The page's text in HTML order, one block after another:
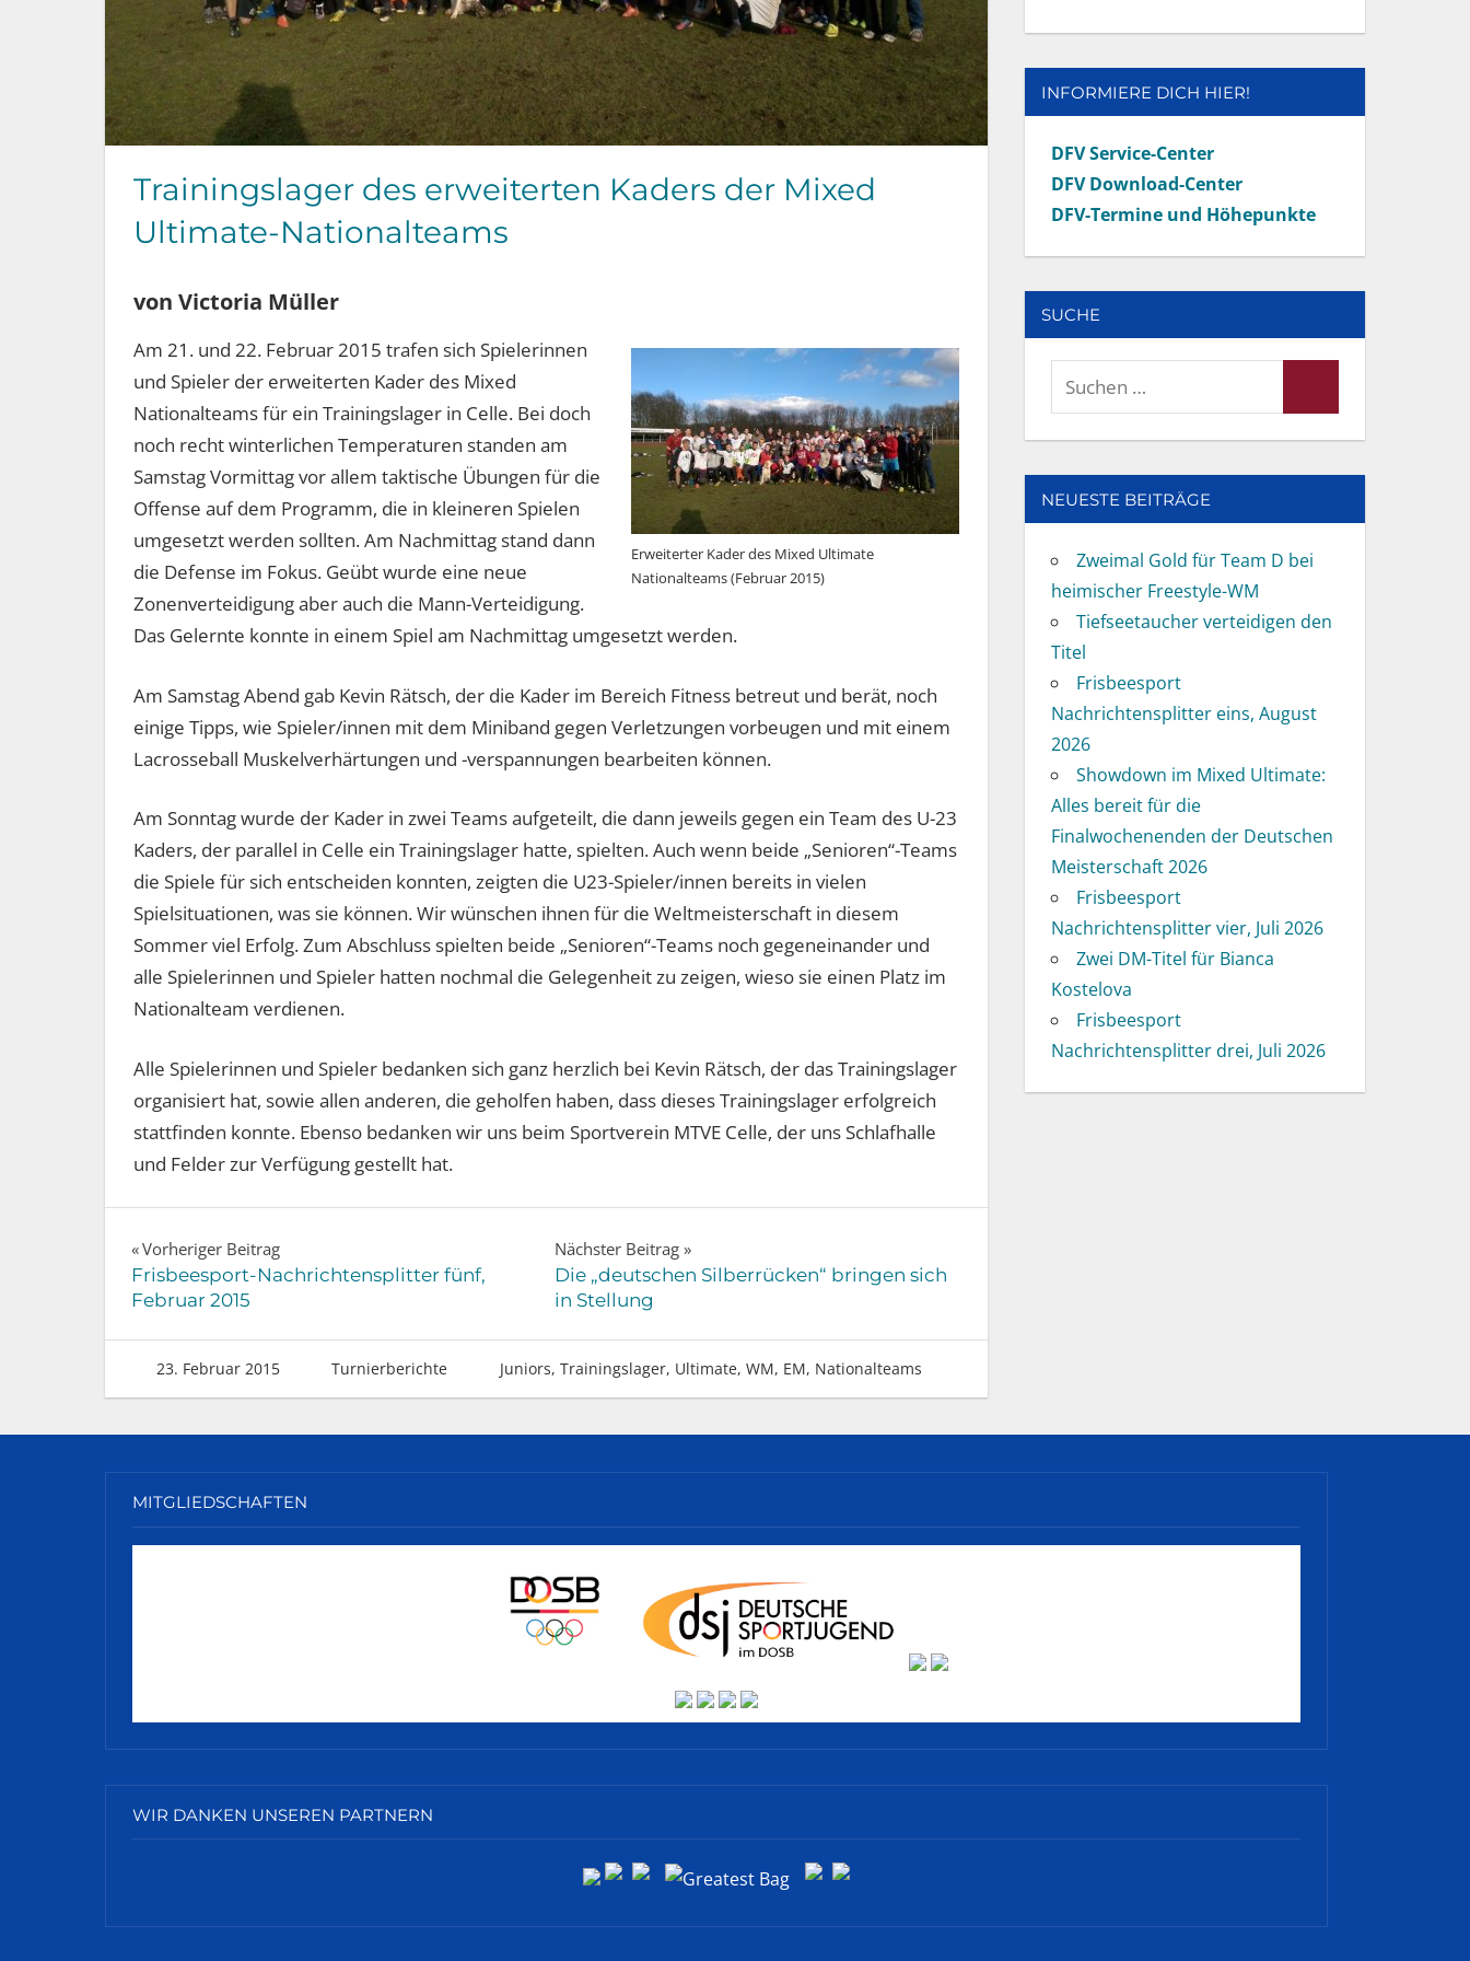
Trainingslager des erweiterten Kaders der Mixed
Ultimate-Nationalteams
von Victoria Müller
Erweiterter Kader des Mixed Ultimate
Nationalteams (Februar 2015)
Am 21. und 22. Februar 2015 trafen sich Spielerinnen
und Spieler der erweiterten Kader des Mixed
Nationalteams für ein Trainingslager in Celle. Bei doch
noch recht winterlichen Temperaturen standen am
Samstag Vormittag vor allem taktische Übungen für die
Offense auf dem Programm, die in kleineren Spielen
umgesetzt werden sollten. Am Nachmittag stand dann
die Defense im Fokus. Geübt wurde eine neue
Zonenverteidigung aber auch die Mann-Verteidigung.
Das Gelernte konnte in einem Spiel am Nachmittag umgesetzt werden.
Am Samstag Abend gab Kevin Rätsch, der die Kader im Bereich Fitness betreut und berät, noch
einige Tipps, wie Spieler/innen mit dem Miniband gegen Verletzungen vorbeugen und mit einem
Lacrosseball Muskelverhärtungen und -verspannungen bearbeiten können.
Am Sonntag wurde der Kader in zwei Teams aufgeteilt, die dann jeweils gegen ein Team des U-23
Kaders, der parallel in Celle ein Trainingslager hatte, spielten. Auch wenn beide „Senioren“-Teams
die Spiele für sich entscheiden konnten, zeigten die U23-Spieler/innen bereits in vielen
Spielsituationen, was sie können. Wir wünschen ihnen für die Weltmeisterschaft in diesem
Sommer viel Erfolg. Zum Abschluss spielten beide „Senioren“-Teams noch gegeneinander und
alle Spielerinnen und Spieler hatten nochmal die Gelegenheit zu zeigen, wieso sie einen Platz im
Nationalteam verdienen.
Alle Spielerinnen und Spieler bedanken sich ganz herzlich bei Kevin Rätsch, der das Trainingslager
organisiert hat, sowie allen anderen, die geholfen haben, dass dieses Trainingslager erfolgreich
stattfinden konnte. Ebenso bedanken wir uns beim Sportverein MTVE Celle, der uns Schlafhalle
und Felder zur Verfügung gestellt hat.
Beitragsnavigation
Vorheriger Beitrag
Frisbeesport-Nachrichtensplitter fünf,
Februar 2015
Nächster Beitrag
Die „deutschen Silberrücken“ bringen sich
in Stellung
23. Februar 2015 Turnierberichte Juniors, Trainingslager, Ultimate, WM, EM, Nationalteams
INFORMIERE DICH HIER!
DFV Service-Center
DFV Download-Center
DFV-Termine und Höhepunkte
SUCHE
Suchen
NEUESTE BEITRÄGE
Zweimal Gold für Team D bei
heimischer Freestyle-WM
Tiefseetaucher verteidigen den
Titel
Frisbeesport
Nachrichtensplitter eins, August
2026
Showdown im Mixed Ultimate:
Alles bereit für die
Finalwochenenden der Deutschen
Meisterschaft 2026
Frisbeesport
Nachrichtensplitter vier, Juli 2026
Zwei DM-Titel für Bianca
Kostelova
Frisbeesport
Nachrichtensplitter drei, Juli 2026
MITGLIEDSCHAFTEN
WIR DANKEN UNSEREN PARTNERN